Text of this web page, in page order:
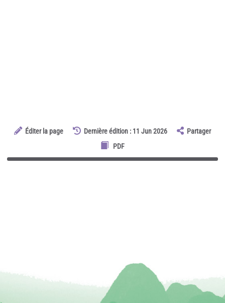
Éditer la page Dernière édition : 11 Jun 2026
Partager
PDF